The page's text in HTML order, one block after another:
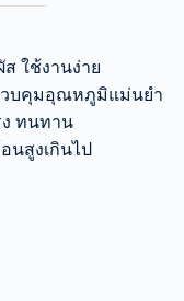
ใช้งานง่าย
วบคุมอุณหภูมิแม่นยำ
ง ทนทาน
นสูงเกินไป